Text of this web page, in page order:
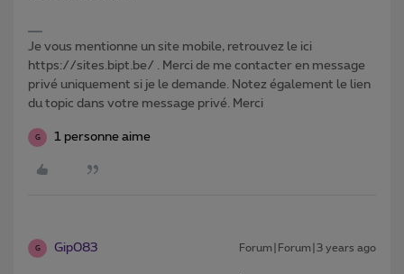
Je vous mentionne un site mobile, retrouvez le ici
https://sites.bipt.be/ . Merci de me contacter en message
privé uniquement si je le demande. Notez également le lien
du topic dans votre message privé. Merci
G 1 personne aime
G Gip083 Forum|Forum|3 years ago